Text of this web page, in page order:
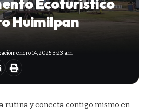
Ecoturístico
Huimilpan
enero 14, 2025 3:23 am
rutina y conecta contigo mismo en